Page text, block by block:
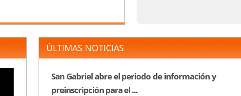
ÚLTIMAS NOTICIAS
San Gabriel abre el periodo de información y
preinscripción para el ...